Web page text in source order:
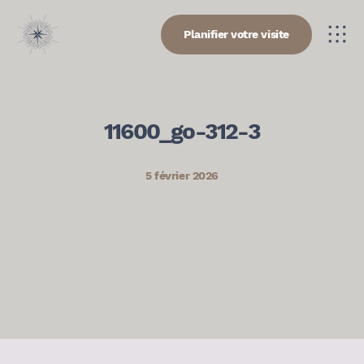
Planifier votre visite
11600_go-312-3
5 février 2026